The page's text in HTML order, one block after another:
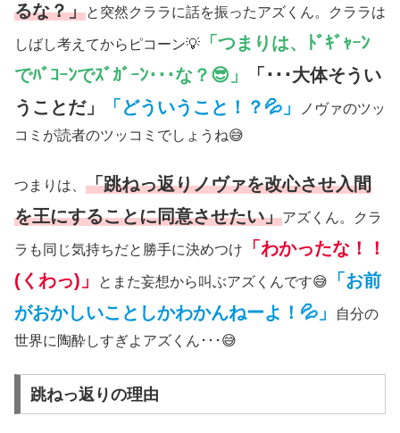
るな？」と突然クララに話を振ったアズくん。クララは
しばし考えてからピコーン💡
「つまりは、ﾄﾞｷﾞｬｰﾝ
でﾊﾞｺｰﾝでｽﾞｶﾞｰﾝ･･･な？😎」
「･･･大体そうい
うことだ」
「どういうこと！？💦」
ノヴァのツッ
コミが読者のツッコミでしょうね😅
つまりは、 「跳ねっ返りノヴァを改心させ入間
を王にすることに同意させたい」アズくん。クラ
ラも同じ気持ちだと勝手に決めつけ
「わかったな！！
(くわっ)」
とまた妄想から叫ぶアズくんです😅
「お前
がおかしいことしかわかんねーよ！💦」
自分の
世界に陶酔しすぎよアズくん･･･😅
跳ねっ返りの理由